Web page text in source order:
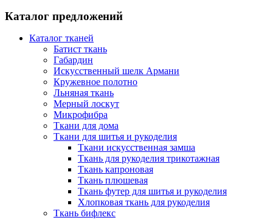
Каталог предложений
Каталог тканей
Батист ткань
Габардин
Искусственный шелк Армани
Кружевное полотно
Льняная ткань
Мерный лоскут
Микрофибра
Ткани для дома
Ткани для шитья и рукоделия
Ткани искусственная замша
Ткань для рукоделия трикотажная
Ткань капроновая
Ткань плюшевая
Ткань футер для шитья и рукоделия
Хлопковая ткань для рукоделия
Ткань бифлекс